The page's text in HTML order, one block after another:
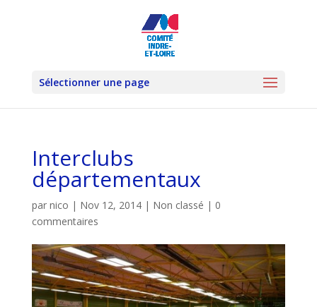
Sélectionner une page
Interclubs
départementaux
par nico | Nov 12, 2014| Non classé | 0
commentaires